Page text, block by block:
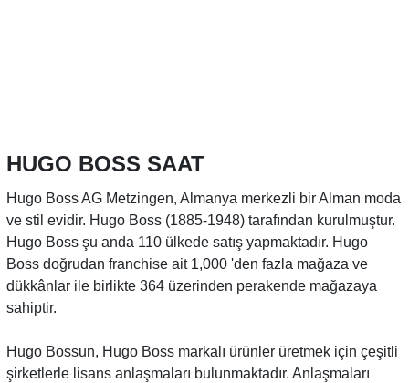
HUGO BOSS SAAT
Hugo Boss AG Metzingen, Almanya merkezli bir Alman moda
ve stil evidir. Hugo Boss (1885-1948) tarafından kurulmuştur.
Hugo Boss şu anda 110 ülkede satış yapmaktadır. Hugo
Boss doğrudan franchise ait 1,000 'den fazla mağaza ve
dükkânlar ile birlikte 364 üzerinden perakende mağazaya
sahiptir.
Hugo Bossun, Hugo Boss markalı ürünler üretmek için çeşitli
şirketlerle lisans anlaşmaları bulunmaktadır. Anlaşmaları